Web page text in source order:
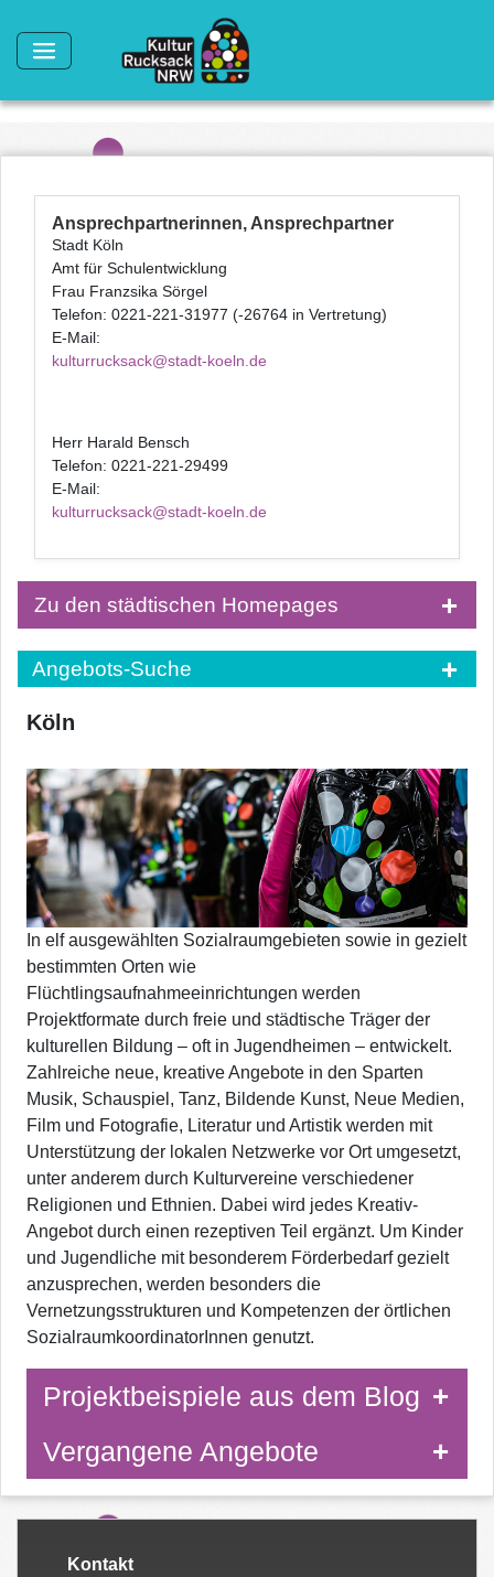
Ansprechpartnerinnen, Ansprechpartner
Stadt Köln
Amt für Schulentwicklung
Frau Franzsika Sörgel
Telefon: 0221-221-31977 (-26764 in Vertretung)
E-Mail:
kulturrucksack@stadt-koeln.de
Herr Harald Bensch
Telefon: 0221-221-29499
E-Mail:
kulturrucksack@stadt-koeln.de
Zu den städtischen Homepages
Angebots-Suche
Köln
In elf ausgewählten Sozialraumgebieten sowie in gezielt
bestimmten Orten wie
Flüchtlingsaufnahmeeinrichtungen werden
Projektformate durch freie und städtische Träger der
kulturellen Bildung – oft in Jugendheimen – entwickelt.
Zahlreiche neue, kreative Angebote in den Sparten
Musik, Schauspiel, Tanz, Bildende Kunst, Neue Medien,
Film und Fotografie, Literatur und Artistik werden mit
Unterstützung der lokalen Netzwerke vor Ort umgesetzt,
unter anderem durch Kulturvereine verschiedener
Religionen und Ethnien. Dabei wird jedes Kreativ-
Angebot durch einen rezeptiven Teil ergänzt. Um Kinder
und Jugendliche mit besonderem Förderbedarf gezielt
anzusprechen, werden besonders die
Vernetzungsstrukturen und Kompetenzen der örtlichen
SozialraumkoordinatorInnen genutzt.
Projektbeispiele aus dem Blog
Vergangene Angebote
Kontakt